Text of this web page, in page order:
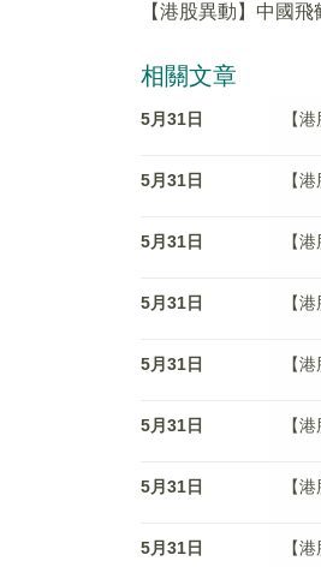
【港股異動】中國
相關文章
5月31日 【
5月31日 【
5月31日 【
5月31日 【
5月31日 【
5月31日 【
5月31日 【
5月31日 【